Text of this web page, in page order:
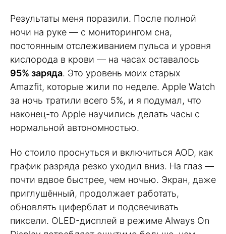
Результаты меня поразили. После полной
ночи на руке — с мониторингом сна,
постоянным отслеживанием пульса и уровня
кислорода в крови — на часах оставалось
95% заряда. Это уровень моих старых
Amazfit, которые жили по неделе. Apple Watch
за ночь тратили всего 5%, и я подумал, что
наконец-то Apple научились делать часы с
нормальной автономностью.
Но стоило проснуться и включиться AOD, как
график разряда резко уходил вниз. На глаз —
почти вдвое быстрее, чем ночью. Экран, даже
приглушённый, продолжает работать,
обновлять циферблат и подсвечивать
пиксели. OLED-дисплей в режиме Always On